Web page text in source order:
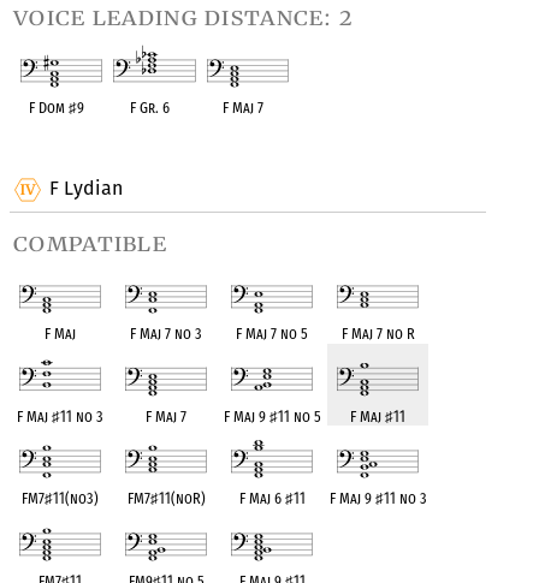
F Lydian
compatible
F Maj F Maj 7 no 3 F Maj 7 no 5 F Maj 7 no R
F Maj♯11 no 3 F Maj 7 F Maj 9 ♯11 no 5 F Maj♯11
FM7♯11(no3) FM7♯11(noR) F Maj 6 ♯11 F Maj 9 ♯11 no 3
voice leading distance: 2
F Dom ♯9 F Gr. 6 F Maj 7